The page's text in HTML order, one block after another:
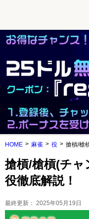
HOME 麻雀 役 搶槓/槍
搶槓/槍槓(チャ
役徹底解説！
最終更新： 2025年05月19日